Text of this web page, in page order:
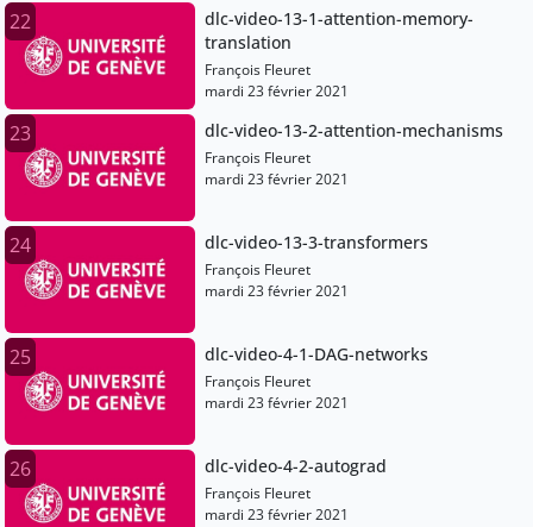
22
dlc-video-13-1-attention-memory-
translation
François Fleuret
mardi 23 février 2021
23 dlc-video-13-2-attention-mechanisms
François Fleuret
mardi 23 février 2021
24 dlc-video-13-3-transformers
François Fleuret
mardi 23 février 2021
25 dlc-video-4-1-DAG-networks
François Fleuret
mardi 23 février 2021
26 dlc-video-4-2-autograd
François Fleuret
mardi 23 février 2021